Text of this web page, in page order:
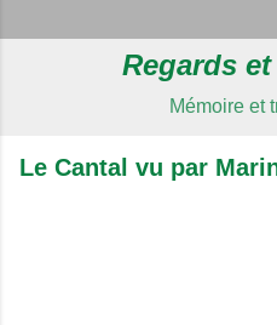
Regards
Mémoire et
Le Cantal vu par